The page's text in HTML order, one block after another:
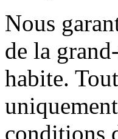
Nous
de la
habite.
conditions